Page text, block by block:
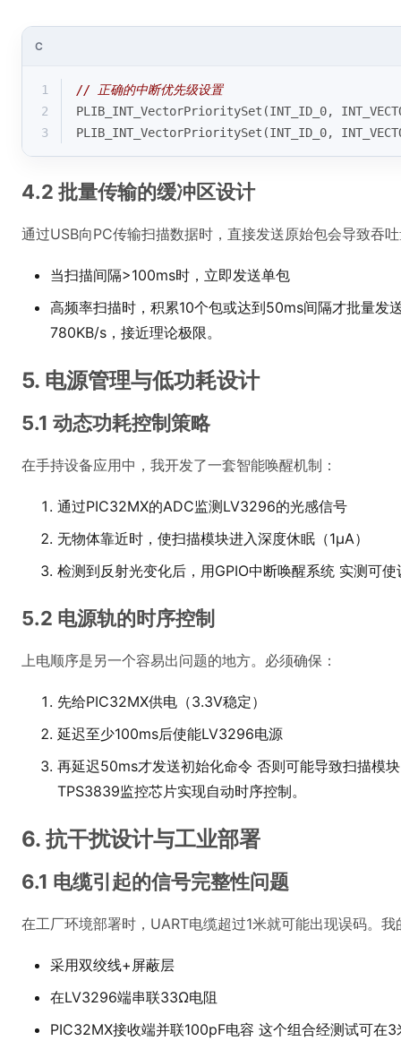
C
1
// 正确的中断优先级设置
2
PLIB_INT_VectorPrioritySet(INT_ID_0,
3
PLIB_INT_VectorPrioritySet(INT_ID_0,
4.2 批量传输的缓冲区设计
通过USB向PC传输扫描数据时，直接发送原始包会导致吞
当扫描间隔>100ms时，立即发送单包
高频率扫描时，积累10个包或达到50ms间隔才批量发
780KB/s，接近理论极限。
5. 电源管理与低功耗设计
5.1 动态功耗控制策略
在手持设备应用中，我开发了一套智能唤醒机制：
通过PIC32MX的ADC监测LV3296的光感信号
无物体靠近时，使扫描模块进入深度休眠（1μA）
检测到反射光变化后，用GPIO中断唤醒系统 实测可
5.2 电源轨的时序控制
上电顺序是另一个容易出问题的地方。必须确保：
先给PIC32MX供电（3.3V稳定）
延迟至少100ms后使能LV3296电源
再延迟50ms才发送初始化命令 否则可能导致扫描模
TPS3839监控芯片实现自动时序控制。
6. 抗干扰设计与工业部署
6.1 电缆引起的信号完整性问题
在工厂环境部署时，UART电缆超过1米就可能出现误码。
采用双绞线+屏蔽层
在LV3296端串联33Ω电阻
PIC32MX接收端并联100pF电容 这个组合经测试可在